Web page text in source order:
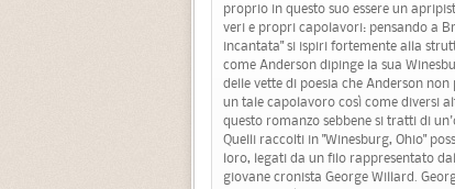
proprio in questo suo essere un
veri e propri capolavori: pensando a
incantata" si ispiri fortemente alla
come Anderson dipinge la sua
delle vette di poesia che Anderson
un tale capolavoro così come diversi
questo romanzo sebbene si tratti di
Quelli raccolti in "Winesburg, Ohio"
loro, legati da un filo rappresentato
giovane cronista George Willard.